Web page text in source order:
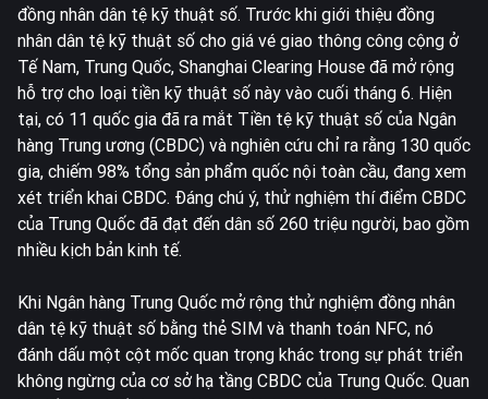
đồng nhân dân tệ kỹ thuật số. Trước khi giới thiệu đồng
nhân dân tệ kỹ thuật số cho giá vé giao thông công cộng ở
Tế Nam, Trung Quốc, Shanghai Clearing House đã mở rộng
hỗ trợ cho loại tiền kỹ thuật số này vào cuối tháng 6. Hiện
tại, có 11 quốc gia đã ra mắt Tiền tệ kỹ thuật số của Ngân
hàng Trung ương (CBDC) và nghiên cứu chỉ ra rằng 130 quốc
gia, chiếm 98% tổng sản phẩm quốc nội toàn cầu, đang xem
xét triển khai CBDC. Đáng chú ý, thử nghiệm thí điểm CBDC
của Trung Quốc đã đạt đến dân số 260 triệu người, bao gồm
nhiều kịch bản kinh tế.
Khi Ngân hàng Trung Quốc mở rộng thử nghiệm đồng nhân
dân tệ kỹ thuật số bằng thẻ SIM và thanh toán NFC, nó
đánh dấu một cột mốc quan trọng khác trong sự phát triển
không ngừng của cơ sở hạ tầng CBDC của Trung Quốc. Quan